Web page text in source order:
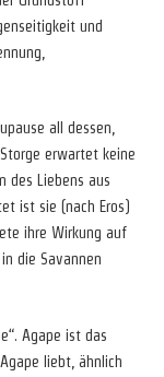
und
all dessen,
erwartet keine
des Liebens aus
ist sie (nach Eros)
ihre Wirkung auf
die Savannen
Agape ist das
liebt, ähnlich